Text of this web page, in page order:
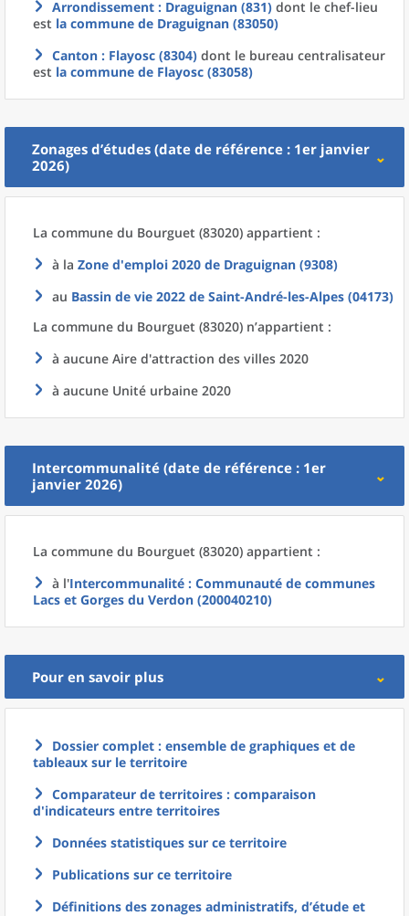
Arrondissement : Draguignan (831) dont le chef-lieu
est la commune de Draguignan (83050)
Canton : Flayosc (8304) dont le bureau centralisateur
est la commune de Flayosc (83058)
Zonages d’études (date de référence : 1er janvier
2026)
La commune du Bourguet (83020) appartient :
à la Zone d'emploi 2020 de Draguignan (9308)
au Bassin de vie 2022 de Saint-André-les-Alpes (04173)
La commune du Bourguet (83020) n’appartient :
à aucune Aire d'attraction des villes 2020
à aucune Unité urbaine 2020
Intercommunalité (date de référence : 1er
janvier 2026)
La commune du Bourguet (83020) appartient :
à l'Intercommunalité : Communauté de communes
Lacs et Gorges du Verdon (200040210)
Pour en savoir plus
Dossier complet : ensemble de graphiques et de
tableaux sur le territoire
Comparateur de territoires : comparaison
d'indicateurs entre territoires
Données statistiques sur ce territoire
Publications sur ce territoire
Définitions des zonages administratifs, d’étude et